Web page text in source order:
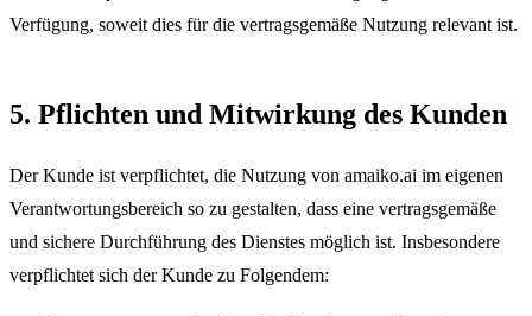
Verfügung, soweit dies für die vertragsgemäße Nutzung relevant ist.
5. Pflichten und Mitwirkung des Kunden
Der Kunde ist verpflichtet, die Nutzung von amaiko.ai im eigenen
Verantwortungsbereich so zu gestalten, dass eine vertragsgemäße
und sichere Durchführung des Dienstes möglich ist. Insbesondere
verpflichtet sich der Kunde zu Folgendem: